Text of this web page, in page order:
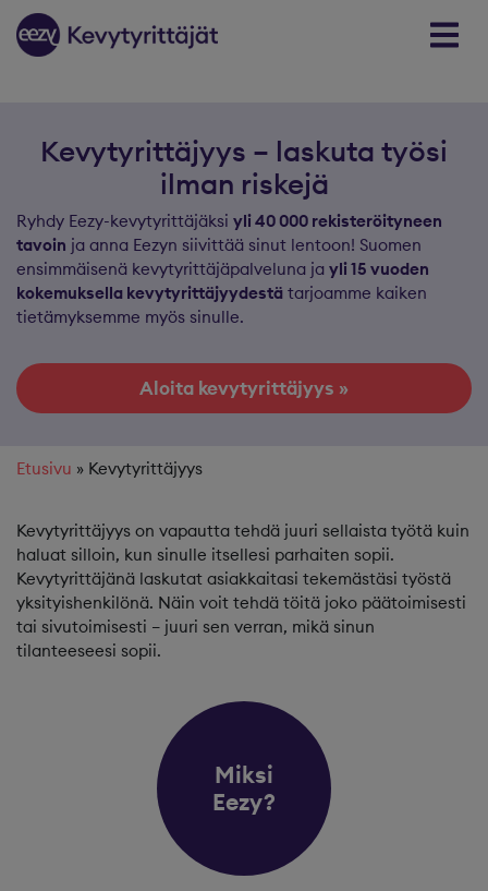
Skip to content
Kevytyrittäjyys – laskuta työsi
ilman riskejä
Ryhdy Eezy-kevytyrittäjäksi yli 40 000 rekisteröityneen
tavoin ja anna Eezyn siivittää sinut lentoon! Suomen
ensimmäisenä kevytyrittäjäpalveluna ja yli 15 vuoden
kokemuksella kevytyrittäjyydestä tarjoamme kaiken
tietämyksemme myös sinulle.
Aloita kevytyrittäjyys »
Etusivu » Kevytyrittäjyys
Kevytyrittäjyys on vapautta tehdä juuri sellaista työtä kuin
haluat silloin, kun sinulle itsellesi parhaiten sopii.
Kevytyrittäjänä laskutat asiakkaitasi tekemästäsi työstä
yksityishenkilönä. Näin voit tehdä töitä joko päätoimisesti
tai sivutoimisesti – juuri sen verran, mikä sinun
tilanteeseesi sopii.
Miksi
Eezy?